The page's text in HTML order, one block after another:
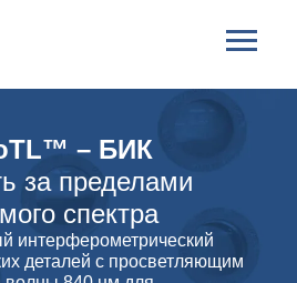
– БИК
за пределами
спектра
интерферометрический
деталей с просветляющим